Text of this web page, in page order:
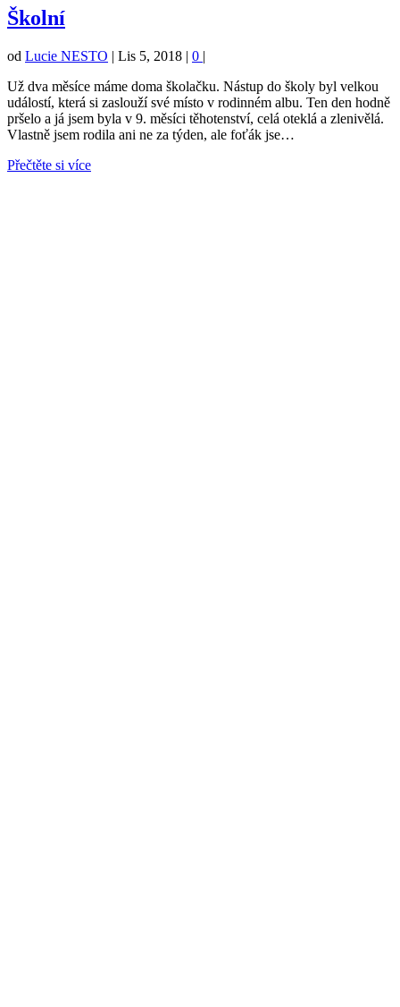
Školní
od Lucie NESTO | Lis 5, 2018 | 0 |
Už dva měsíce máme doma školačku. Nástup do školy byl velkou
událostí, která si zaslouží své místo v rodinném albu. Ten den hodně
pršelo a já jsem byla v 9. měsíci těhotenství, celá oteklá a zlenivělá.
Vlastně jsem rodila ani ne za týden, ale foťák jse…
Přečtěte si více